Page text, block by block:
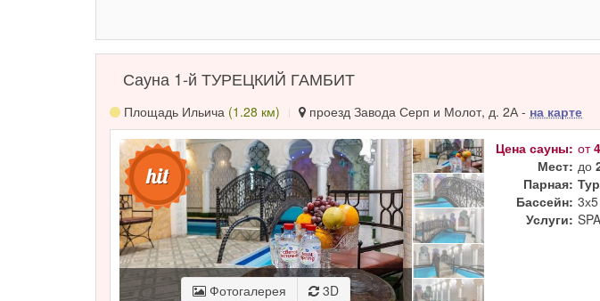
Сауна 1-й ТУРЕЦКИЙ ГАМБИТ
Площадь Ильича (1.28 км) проезд Завода Серп и Молот, д. 2А - на карте
Фотогалерея 3D
Цена сауны: от
Мест: до
Парная:
Бассейн:
Услуги: